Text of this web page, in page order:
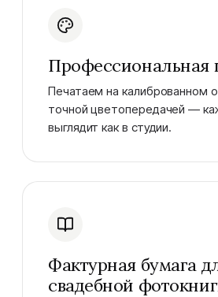
Профессиональная
Печатаем на калиброванном
точной цветопередачей —
выглядит как в студии.
Фактурная бумага
свадебной